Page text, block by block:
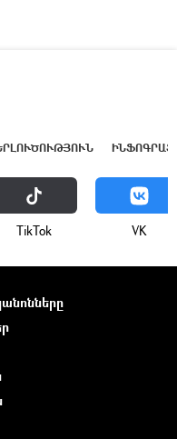
ТikТоk VK